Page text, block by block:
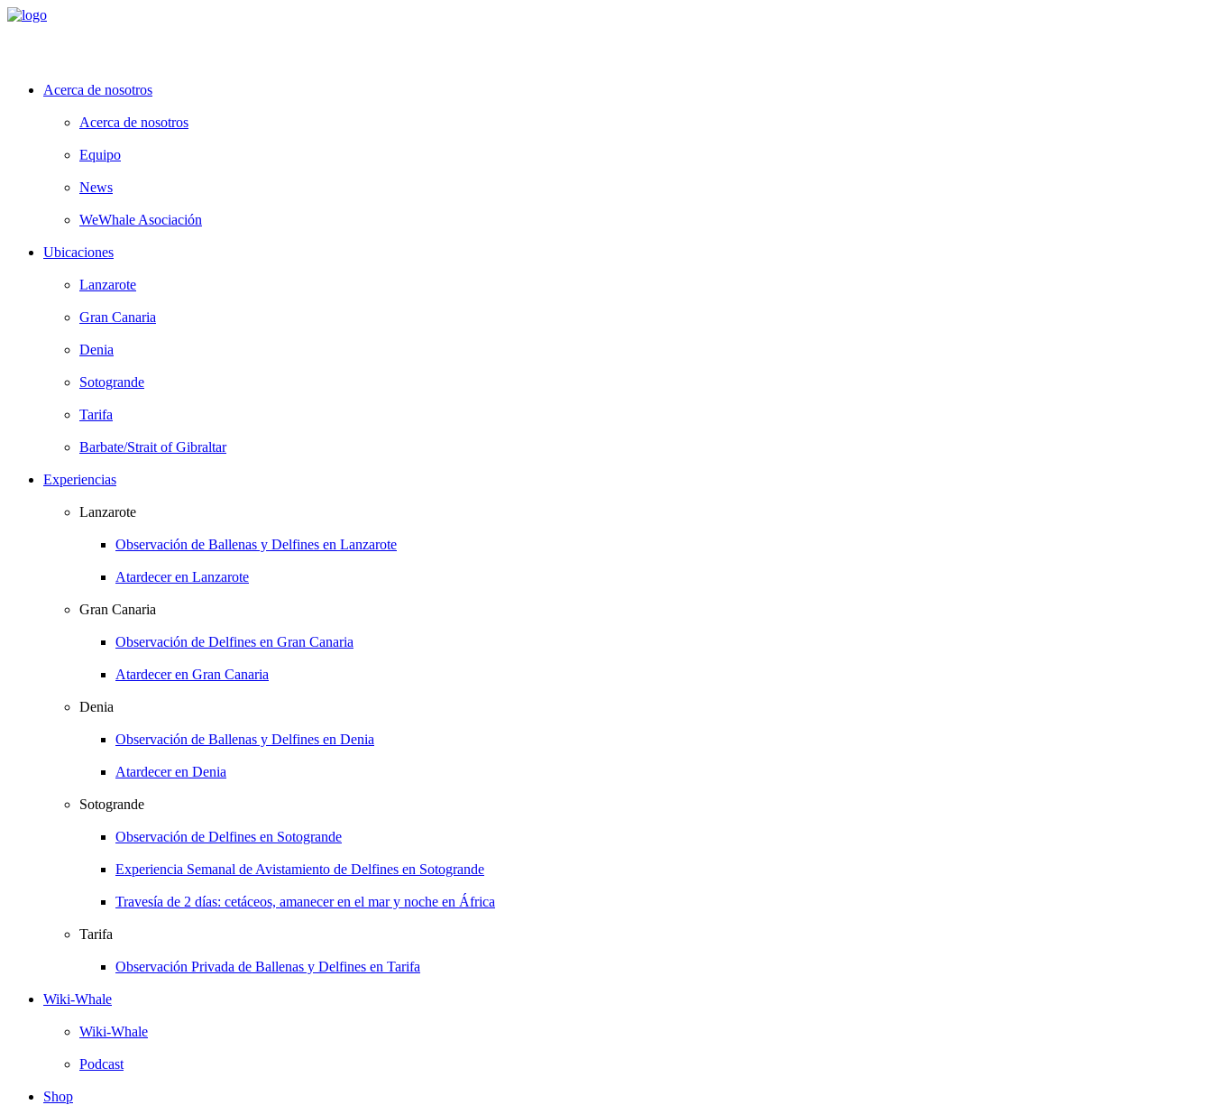
Acerca de nosotros
Acerca de nosotros
Equipo
News
WeWhale Asociación
Ubicaciones
Lanzarote
Gran Canaria
Denia
Sotogrande
Tarifa
Barbate/Strait of Gibraltar
Experiencias
Lanzarote
Observación de Ballenas y Delfines en Lanzarote
Atardecer en Lanzarote
Gran Canaria
Observación de Delfines en Gran Canaria
Atardecer en Gran Canaria
Denia
Observación de Ballenas y Delfines en Denia
Atardecer en Denia
Sotogrande
Observación de Delfines en Sotogrande
Experiencia Semanal de Avistamiento de Delfines en Sotogrande
Travesía de 2 días: cetáceos, amanecer en el mar y noche en África
Tarifa
Observación Privada de Ballenas y Delfines en Tarifa
Wiki-Whale
Wiki-Whale
Podcast
Shop